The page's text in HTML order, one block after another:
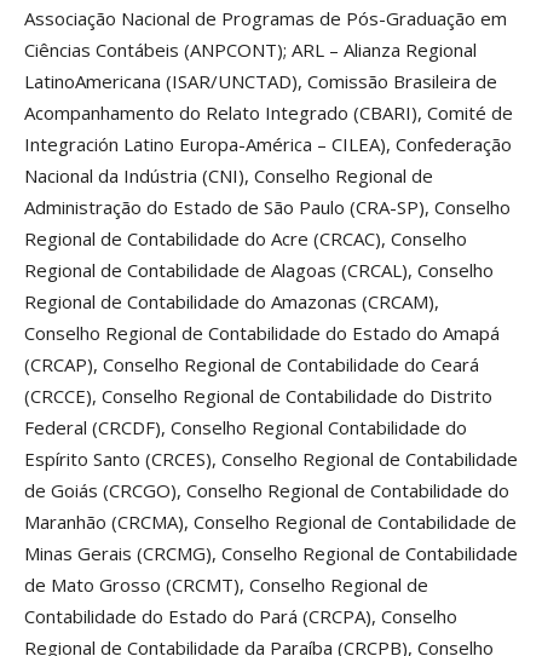
Associação Nacional de Programas de Pós-Graduação em
Ciências Contábeis (ANPCONT); ARL – Alianza Regional
LatinoAmericana (ISAR/UNCTAD), Comissão Brasileira de
Acompanhamento do Relato Integrado (CBARI), Comité de
Integración Latino Europa-América – CILEA), Confederação
Nacional da Indústria (CNI), Conselho Regional de
Administração do Estado de São Paulo (CRA-SP), Conselho
Regional de Contabilidade do Acre (CRCAC), Conselho
Regional de Contabilidade de Alagoas (CRCAL), Conselho
Regional de Contabilidade do Amazonas (CRCAM),
Conselho Regional de Contabilidade do Estado do Amapá
(CRCAP), Conselho Regional de Contabilidade do Ceará
(CRCCE), Conselho Regional de Contabilidade do Distrito
Federal (CRCDF), Conselho Regional Contabilidade do
Espírito Santo (CRCES), Conselho Regional de Contabilidade
de Goiás (CRCGO), Conselho Regional de Contabilidade do
Maranhão (CRCMA), Conselho Regional de Contabilidade de
Minas Gerais (CRCMG), Conselho Regional de Contabilidade
de Mato Grosso (CRCMT), Conselho Regional de
Contabilidade do Estado do Pará (CRCPA), Conselho
Regional de Contabilidade da Paraíba (CRCPB), Conselho